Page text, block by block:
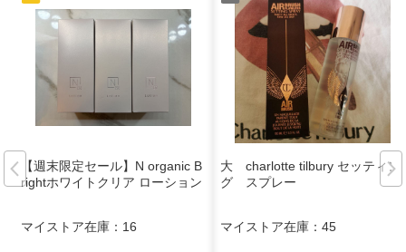
【週末限定セール】N organic B
rightホワイトクリア ローション
マイストア在庫： 16
大 charlotte tilbury セッティン
グ スプレー
マイストア在庫： 45